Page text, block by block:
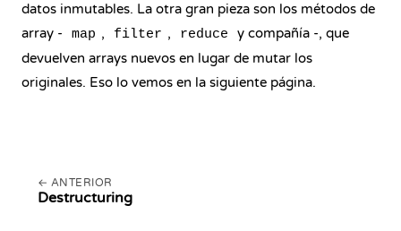
datos inmutables. La otra gran pieza son los métodos de
array -
map , filter , reduce
y compañía -, que
devuelven arrays nuevos en lugar de mutar los
originales. Eso lo vemos en la siguiente página.
ANTERIOR
Destructuring